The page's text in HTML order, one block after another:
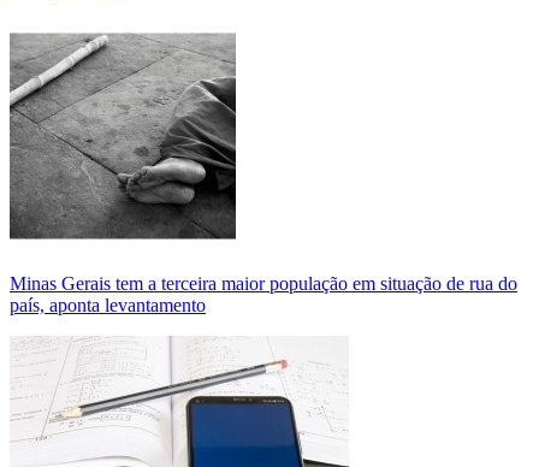
Minas Gerais tem a terceira maior população em situação de rua do
país, aponta levantamento